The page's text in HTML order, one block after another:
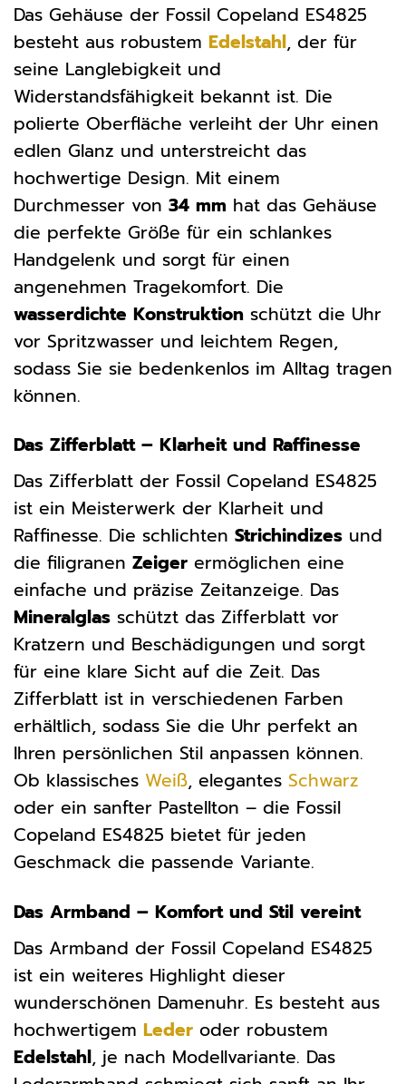
Das Gehäuse der Fossil Copeland ES4825
besteht aus robustem Edelstahl, der für
seine Langlebigkeit und
Widerstandsfähigkeit bekannt ist. Die
polierte Oberfläche verleiht der Uhr einen
edlen Glanz und unterstreicht das
hochwertige Design. Mit einem
Durchmesser von 34 mm hat das Gehäuse
die perfekte Größe für ein schlankes
Handgelenk und sorgt für einen
angenehmen Tragekomfort. Die
wasserdichte Konstruktion schützt die Uhr
vor Spritzwasser und leichtem Regen,
sodass Sie sie bedenkenlos im Alltag tragen
können.
Das Zifferblatt – Klarheit und Raffinesse
Das Zifferblatt der Fossil Copeland ES4825
ist ein Meisterwerk der Klarheit und
Raffinesse. Die schlichten Strichindizes und
die filigranen Zeiger ermöglichen eine
einfache und präzise Zeitanzeige. Das
Mineralglas schützt das Zifferblatt vor
Kratzern und Beschädigungen und sorgt
für eine klare Sicht auf die Zeit. Das
Zifferblatt ist in verschiedenen Farben
erhältlich, sodass Sie die Uhr perfekt an
Ihren persönlichen Stil anpassen können.
Ob klassisches Weiß, elegantes Schwarz
oder ein sanfter Pastellton – die Fossil
Copeland ES4825 bietet für jeden
Geschmack die passende Variante.
Das Armband – Komfort und Stil vereint
Das Armband der Fossil Copeland ES4825
ist ein weiteres Highlight dieser
wunderschönen Damenuhr. Es besteht aus
hochwertigem Leder oder robustem
Edelstahl, je nach Modellvariante. Das